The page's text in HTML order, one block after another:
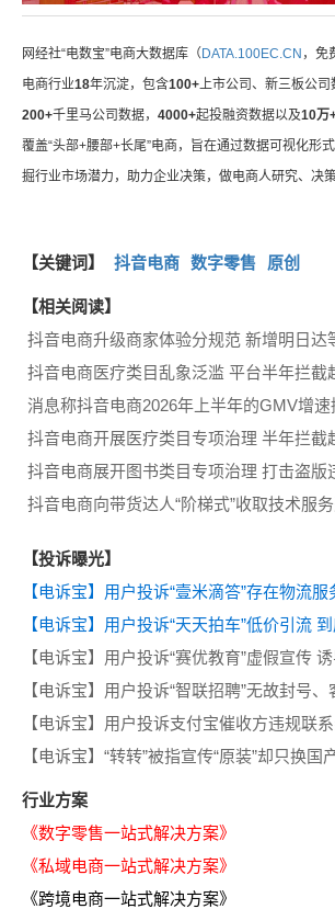
网经社“电数宝”电商大数据库（DATA.100EC.CN ，免
电商行业18年沉淀，包含100+ 上市公司、新三板公司
200+千里马公司数据， 4000+起投融资数据以及10万
覆盖“头部+腰部+长尾”电商，旨在通过数据可视化形
掘行业市场潜力，助力企业决策，做电商人研究、决策
【关键词】 抖音电商 数字零售 原创
【相关阅读】
抖音电商升级商家体验分规范 新增明日达
抖音电商医疗类目乱象泛滥 平台半年拦截
消息称抖音电商2026年上半年的GMV增
抖音电商开展医疗类目专项治理 半年拦截
抖音电商展开图书类目专项治理 打击盗版
抖音电商向带货达人“阶梯式”收取技术服
【投诉曝光】
行业方案
《数字零售一站式解决方案》
《私域电商一站式解决方案》
《跨境电商一站式解决方案》